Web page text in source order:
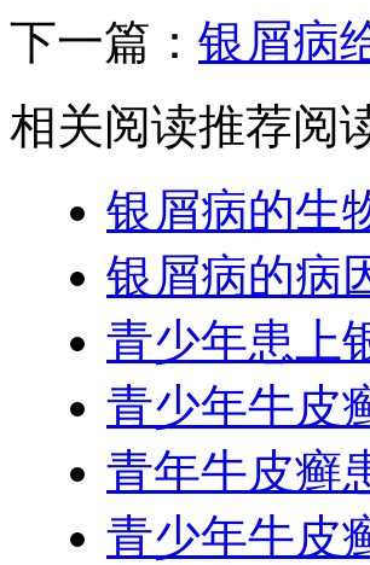
下一篇： 银屑病
相关阅读推荐阅
银屑病的生
银屑病的病
青少年患上
青少年牛皮
青年牛皮癣
青少年牛皮